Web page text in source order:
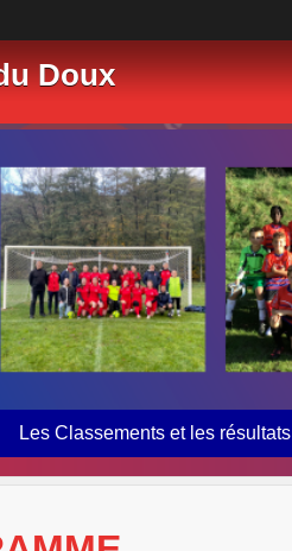
Doux
Les Classements et les résultats